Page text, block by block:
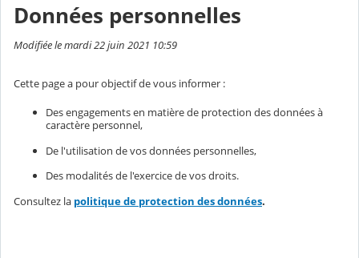
Données personnelles
Modifiée le mardi 22 juin 2021 10:59
Cette page a pour objectif de vous informer :
Des engagements en matière de protection des données à
caractère personnel,
De l'utilisation de vos données personnelles,
Des modalités de l'exercice de vos droits.
Consultez la politique de protection des données.